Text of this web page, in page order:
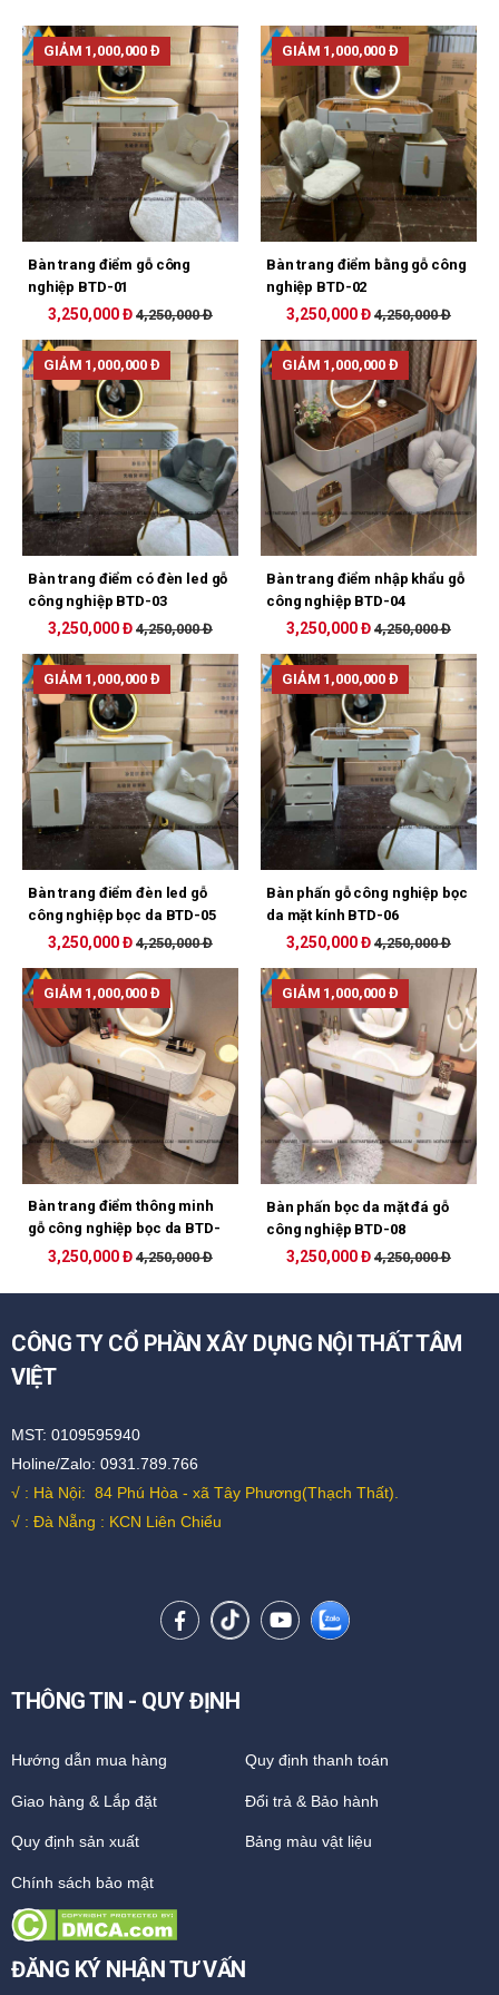
GIẢM 1,000,000 Đ
Bàn trang điểm gỗ công
nghiệp BTD-01
3,250,000 Đ 4,250,000 Đ
GIẢM 1,000,000 Đ
Bàn trang điểm bằng gỗ công
nghiệp BTD-02
3,250,000 Đ 4,250,000 Đ
GIẢM 1,000,000 Đ
Bàn trang điểm có đèn led gỗ
công nghiệp BTD-03
3,250,000 Đ 4,250,000 Đ
GIẢM 1,000,000 Đ
Bàn trang điểm nhập khẩu gỗ
công nghiệp BTD-04
3,250,000 Đ 4,250,000 Đ
GIẢM 1,000,000 Đ
Bàn trang điểm đèn led gỗ
công nghiệp bọc da BTD-05
3,250,000 Đ 4,250,000 Đ
GIẢM 1,000,000 Đ
Bàn phấn gỗ công nghiệp bọc
da mặt kính BTD-06
3,250,000 Đ 4,250,000 Đ
GIẢM 1,000,000 Đ
Bàn trang điểm thông minh
gỗ công nghiệp bọc da BTD-
3,250,000 Đ 4,250,000 Đ
GIẢM 1,000,000 Đ
Bàn phấn bọc da mặt đá gỗ
công nghiệp BTD-08
3,250,000 Đ 4,250,000 Đ
CÔNG TY CỔ PHẦN XÂY DỰNG NỘI THẤT TÂM
VIỆT
MST: 0109595940
Holine/Zalo: 0931.789.766
√ : Hà Nội: 84 Phú Hòa - xã Tây Phương(Thạch Thất).
√ : Đà Nẵng : KCN Liên Chiểu
THÔNG TIN - QUY ĐỊNH
Hướng dẫn mua hàng Quy định thanh toán
Giao hàng & Lắp đặt Đổi trả & Bảo hành
Quy định sản xuất Bảng màu vật liệu
Chính sách bảo mật
ĐĂNG KÝ NHẬN TƯ VẤN